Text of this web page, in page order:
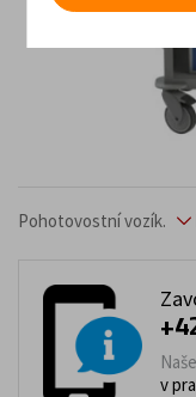
Pohotovostní vozík.
v